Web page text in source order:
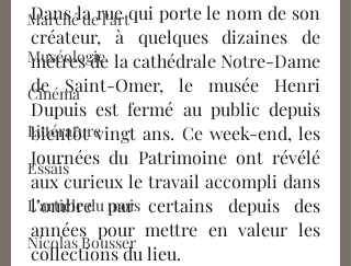
Marché de l'art
Muséologie
Cinéma
Littérature
Essais
L'article du mois
Nicolas Bousser
Dans la rue qui porte le nom de son
créateur, à quelques dizaines de
mètres de la cathédrale Notre-Dame
de Saint-Omer, le musée Henri
Dupuis est fermé au public depuis
bientôt vingt ans. Ce week-end, les
Journées du Patrimoine ont révélé
aux curieux le travail accompli dans
l’ombre par certains depuis des
années pour mettre en valeur les
collections du lieu.